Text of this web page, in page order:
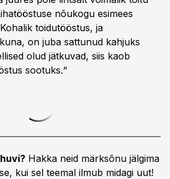
nõukogu esimees
toidutööstus, ja
on juba sattunud kahjuks
olud jätkuvad, siis kaob
sootuks.“
Hakka neid märksõnu jälgima
kui sel teemal ilmub midagi uut!